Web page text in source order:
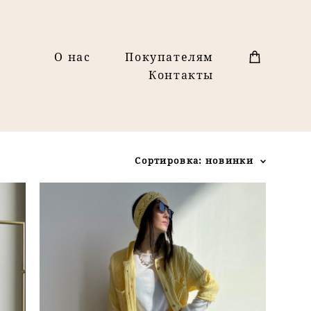
О нас
Покупателям
Контакты
Сортировка: новинки